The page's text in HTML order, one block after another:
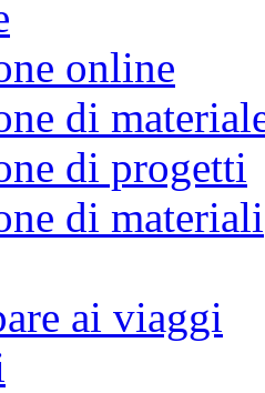
online
di
di progetti
di materiali
ai viaggi